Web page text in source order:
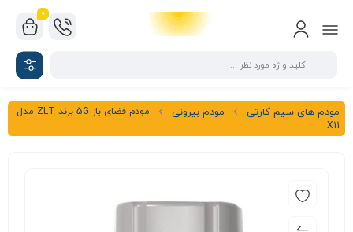
0
مودم های سیم کارتی مودم بیرونی
مودم فضای باز 5G برند ZLT مدل
X11